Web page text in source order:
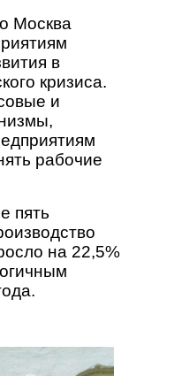
Москва
в
кризиса.
и
рабочие
пять
на 22,5%